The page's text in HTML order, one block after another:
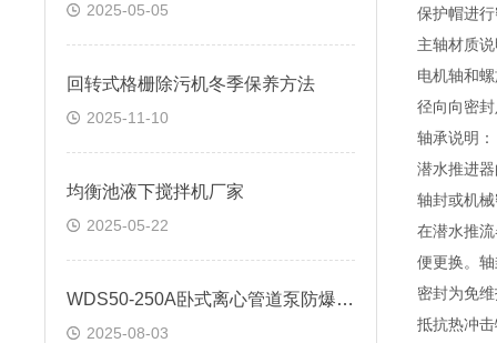
2025-05-05
回转式格栅除污机冬季保养方法
2025-11-10
均衡池液下搅拌机厂家
2025-05-22
WDS50-250A卧式离心管道泵防爆电机
2025-08-03
保护帽进
主轴材质
电机轴和
径向向密
轴承说明：
潜水推进
轴封或机
在潜水推
便更换。
密封为免
抵抗热冲